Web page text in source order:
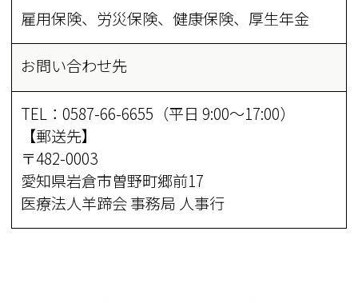
雇用保険、労災保険、健康保険、厚生年金
お問い合わせ先
TEL：0587-66-6655（平日 9:00～17:00）
【郵送先】
〒482-0003
愛知県岩倉市曽野町郷前17
医療法人羊蹄会 事務局 人事行